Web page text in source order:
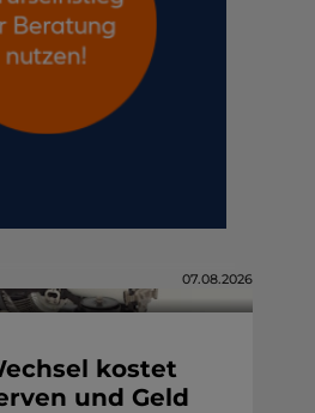
07.08.2026
kostet
und Geld